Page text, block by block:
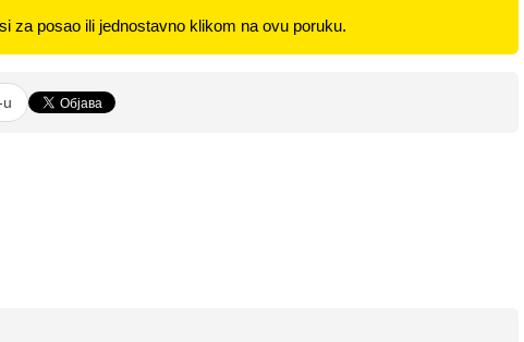
za posao ili jednostavno klikom na ovu poruku.